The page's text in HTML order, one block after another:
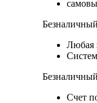
Безналичный
Любая
Счет